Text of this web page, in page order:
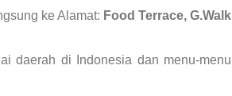
ke Alamat: Food Terrace, G.Walk
daerah di Indonesia dan menu-menu